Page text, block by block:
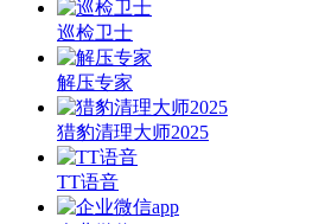
巡检卫士
解压专家
猎豹清理大师2025
TT语音